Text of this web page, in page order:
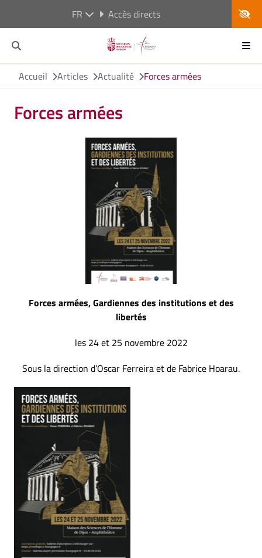
FR Accès directs
Accueil Articles Actualité Forces armées
Forces armées
Forces armées, Gardiennes des institutions et des
libertés
les 24 et 25 novembre 2022
Sous la direction d’Oscar Ferreira et de Fabrice Hoarau.